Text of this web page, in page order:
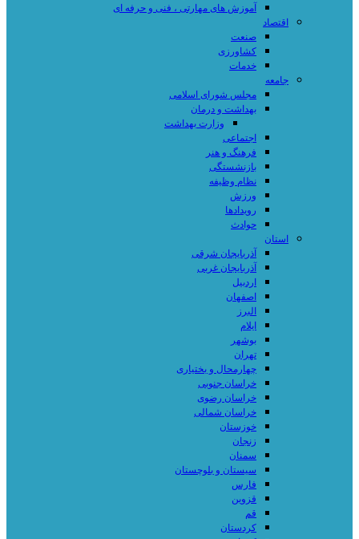
آموزش های مهارتی ، فنی و حرفه ای
اقتصاد
صنعت
کشاورزی
خدمات
جامعه
مجلس شورای اسلامی
بهداشت و درمان
وزارت بهداشت
اجتماعی
فرهنگ و هنر
بازنشستگی
نظام وظیفه
ورزش
رویدادها
حوادث
استان
آذربایجان شرقی
آذربایجان غربی
اردبیل
اصفهان
البرز
ایلام
بوشهر
تهران
چهارمحال و بختیاری
خراسان جنوبی
خراسان رضوی
خراسان شمالی
خوزستان
زنجان
سمنان
سیستان و بلوچستان
فارس
قزوین
قم
کردستان